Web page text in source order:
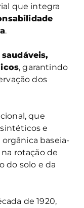
que integra
.
, garantindo
dos
que
e
baseia-
rotação de
do solo e da
de 1920,